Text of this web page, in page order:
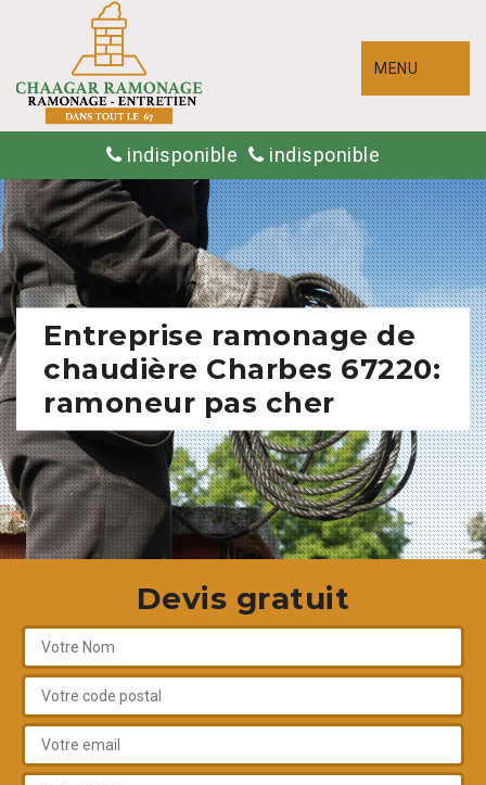
MENU
indisponible indisponible
Entreprise ramonage de
chaudière Charbes 67220:
ramoneur pas cher
Devis gratuit